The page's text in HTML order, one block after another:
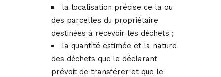
la localisation précise de la ou
des parcelles du propriétaire
destinées à recevoir les déchets ;
la quantité estimée et la nature
des déchets que le déclarant
prévoit de transférer et que le